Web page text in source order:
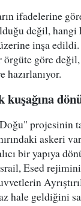
ifadelerine
değil,
inşa
göre değil,
hazırlanıyor.
kuşağına
projesinin
askeri
bir yapıya
Esed
hale geldiğini